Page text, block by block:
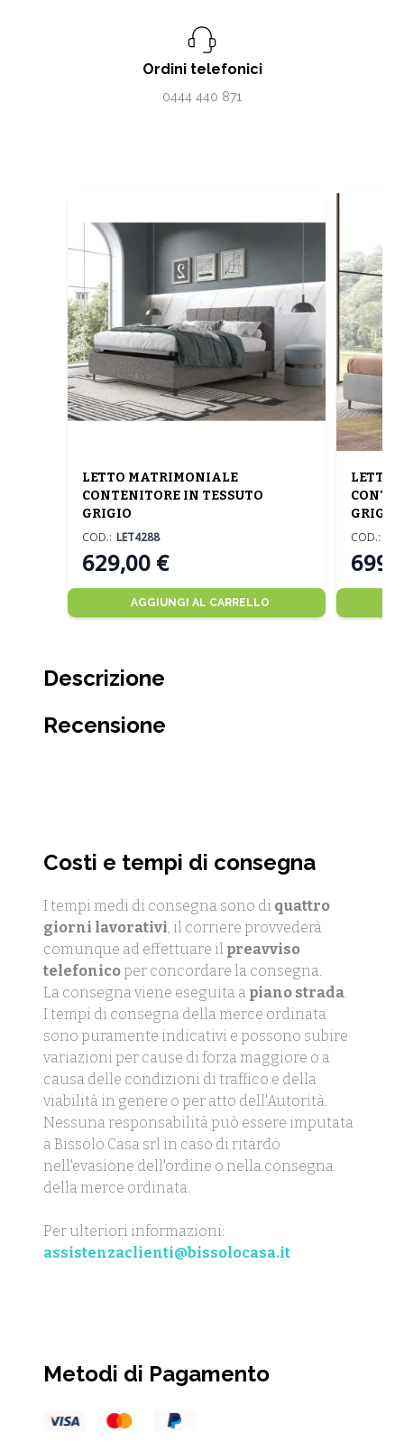
Ordini telefonici
0444 440 871
LETTO MATRIMONIALE
CONTENITORE IN TESSUTO
GRIGIO
629,00 €
COD.: LET4288
AGGIUNGI AL CARRELLO
LETTO
COD.:
Descrizione
Recensione
Costi e tempi di consegna
I tempi medi di consegna sono di quattro
giorni lavorativi, il corriere provvederà
comunque ad effettuare il preavviso
telefonicoper concordare la consegna.
La consegna viene eseguita a piano strada.
I tempi di consegna della merce ordinata
sono puramente indicativi e possono subire
variazioni per cause di forza maggiore o a
causa delle condizioni di traffico e della
viabilità in genere o per atto dell'Autorità.
Nessuna responsabilità può essere imputata
a Bissolo Casa srl in caso di ritardo
nell'evasione dell'ordine o nella consegna
della merce ordinata.
Per ulteriori informazioni:
assistenzaclienti@bissolocasa.it
Metodi di Pagamento